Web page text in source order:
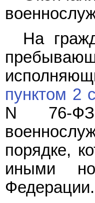
На
пунктом 2
N 76-ФЗ
порядке,
иными
Федерации.